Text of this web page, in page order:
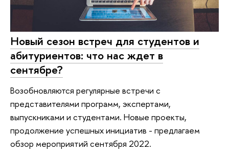
Новый сезон встреч для студентов и
абитуриентов: что нас ждет в
сентябре?
Возобновляются регулярные встречи с
представителями программ, экспертами,
выпускниками и студентами. Новые проекты,
продолжение успешных инициатив - предлагаем
обзор мероприятий сентября 2022.